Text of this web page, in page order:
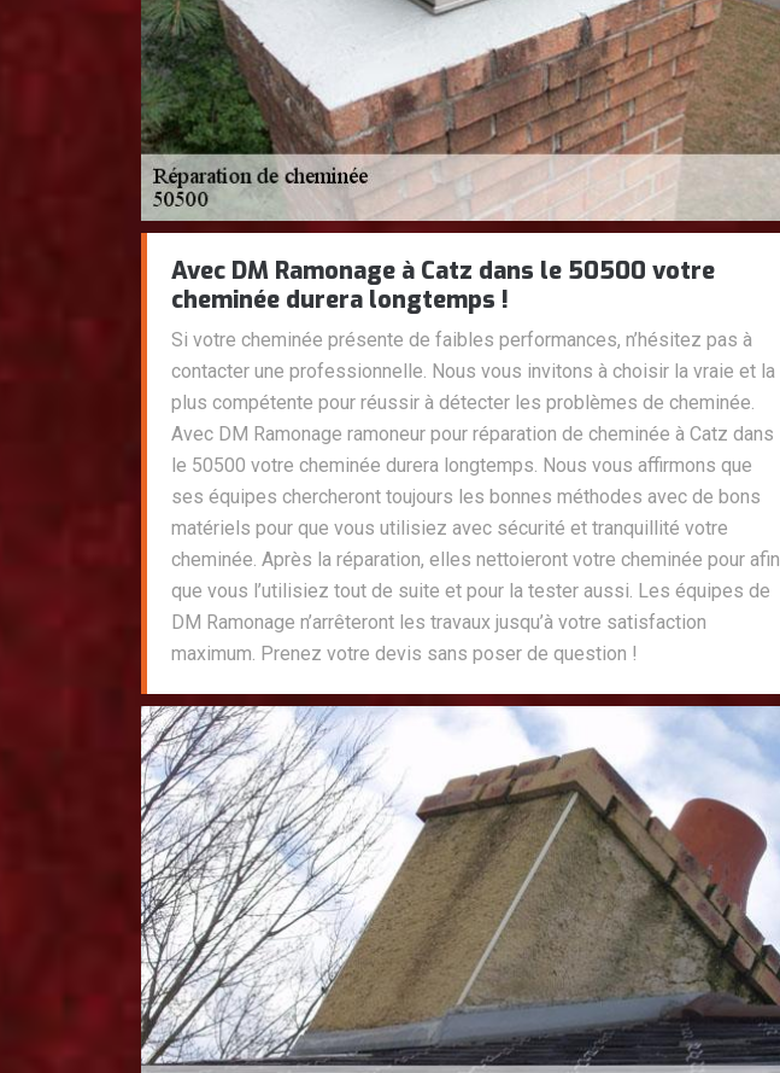
Avec DM Ramonage à Catz dans le 50500 votre
cheminée durera longtemps !
Si votre cheminée présente de faibles performances, n’hésitez pas à
contacter une professionnelle. Nous vous invitons à choisir la vraie et la
plus compétente pour réussir à détecter les problèmes de cheminée.
Avec DM Ramonage ramoneur pour réparation de cheminée à Catz dans
le 50500 votre cheminée durera longtemps. Nous vous affirmons que
ses équipes chercheront toujours les bonnes méthodes avec de bons
matériels pour que vous utilisiez avec sécurité et tranquillité votre
cheminée. Après la réparation, elles nettoieront votre cheminée pour afin
que vous l’utilisiez tout de suite et pour la tester aussi. Les équipes de
DM Ramonage n’arrêteront les travaux jusqu’à votre satisfaction
maximum. Prenez votre devis sans poser de question !